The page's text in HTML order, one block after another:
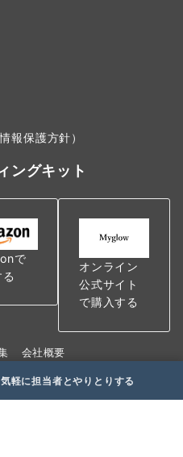
報保護方針）
ングキット
で
オンライン
公式サイト
で購入する
会社概要
保護方針）
気軽に担当者とやりとりする